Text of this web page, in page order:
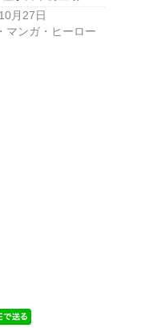
月27日
マンガ・ヒーロー